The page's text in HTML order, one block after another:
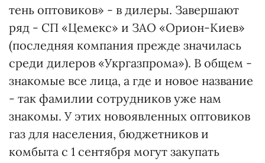
тень оптовиков» - в дилеры. Завершают
ряд - СП «Цемекс» и ЗАО «Орион-Киев»
(последняя компания прежде значилась
среди дилеров «Укргазпрома»). В общем -
знакомые все лица, а где и новое название
- так фамилии сотрудников уже нам
знакомы. У этих новоявленных оптовиков
газ для населения, бюджетников и
комбыта с 1 сентября могут закупать